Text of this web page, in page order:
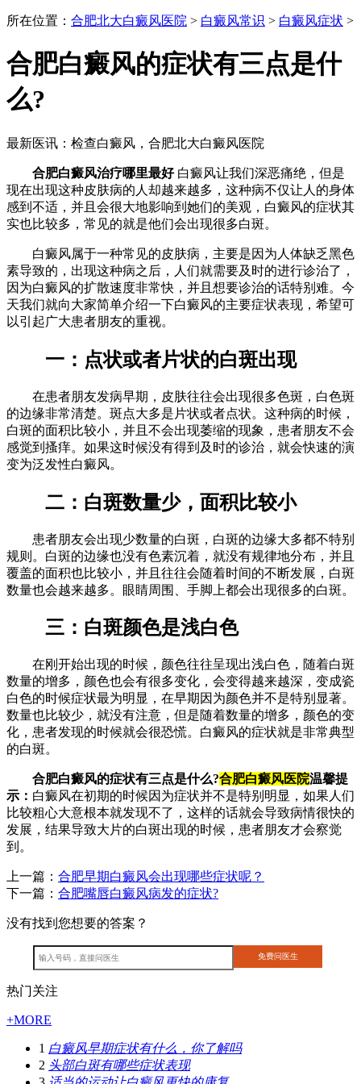
所在位置： 合肥北大白癜风医院 > 白癜风常识 > 白癜风症状 >
合肥白癜风的症状有三点是什
么?
最新医讯：检查白癜风，合肥北大白癜风医院
合肥白癜风治疗哪里最好白癜风让我们深恶痛绝，但是
现在出现这种皮肤病的人却越来越多，这种病不仅让人的身体
感到不适，并且会很大地影响到她们的美观，白癜风的症状其
实也比较多，常见的就是他们会出现很多白斑。
白癜风属于一种常见的皮肤病，主要是因为人体缺乏黑色
素导致的，出现这种病之后，人们就需要及时的进行诊治了，
因为白癜风的扩散速度非常快，并且想要诊治的话特别难。今
天我们就向大家简单介绍一下白癜风的主要症状表现，希望可
以引起广大患者朋友的重视。
一：点状或者片状的白斑出现
在患者朋友发病早期，皮肤往往会出现很多色斑，白色斑
的边缘非常清楚。斑点大多是片状或者点状。这种病的时候，
白斑的面积比较小，并且不会出现萎缩的现象，患者朋友不会
感觉到搔痒。如果这时候没有得到及时的诊治，就会快速的演
变为泛发性白癜风。
二：白斑数量少，面积比较小
患者朋友会出现少数量的白斑，白斑的边缘大多都不特别
规则。白斑的边缘也没有色素沉着，就没有规律地分布，并且
覆盖的面积也比较小，并且往往会随着时间的不断发展，白斑
数量也会越来越多。眼睛周围、手脚上都会出现很多的白斑。
三：白斑颜色是浅白色
在刚开始出现的时候，颜色往往呈现出浅白色，随着白斑
数量的增多，颜色也会有很多变化，会变得越来越深，变成瓷
白色的时候症状最为明显，在早期因为颜色并不是特别显著。
数量也比较少，就没有注意，但是随着数量的增多，颜色的变
化，患者发现的时候就会很恐慌。白癜风的症状就是非常典型
的白斑。
合肥白癜风的症状有三点是什么?合肥白癜风医院温馨提
示： 白癜风在初期的时候因为症状并不是特别明显，如果人们
比较粗心大意根本就发现不了，这样的话就会导致病情很快的
发展，结果导致大片的白斑出现的时候，患者朋友才会察觉
到。
上一篇： 合肥早期白癜风会出现哪些症状呢？
下一篇： 合肥嘴唇白癜风病发的症状?
没有找到您想要的答案？
热门关注
+MORE
1 白癜风早期症状有什么，你了解吗
2 头部白斑有哪些症状表现